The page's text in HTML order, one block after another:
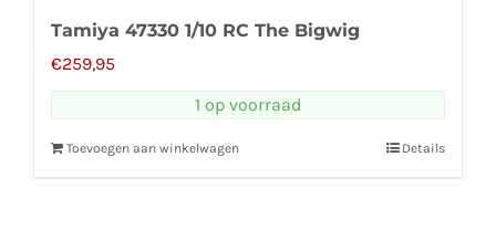
Tamiya 47330 1/10 RC The Bigwig
€259,95
1 op voorraad
Toevoegen aan winkelwagen Details